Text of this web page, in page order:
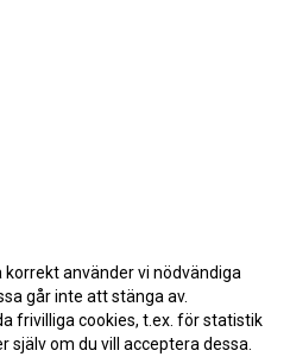
använder vi nödvändiga
går inte att stänga av.
frivilliga cookies, t.ex. för statistik
själv om du vill acceptera dessa.